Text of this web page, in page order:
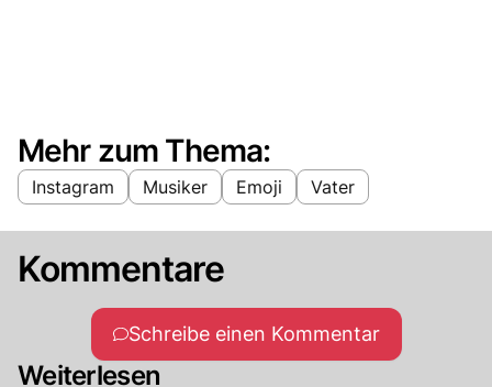
Mehr zum Thema:
Instagram Musiker Emoji Vater
Kommentare
Schreibe einen Kommentar
Weiterlesen